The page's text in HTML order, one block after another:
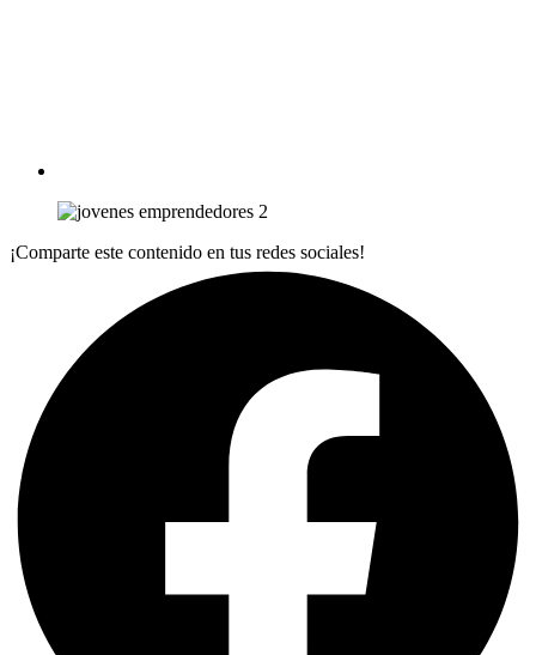
¡Comparte este contenido en tus redes sociales!